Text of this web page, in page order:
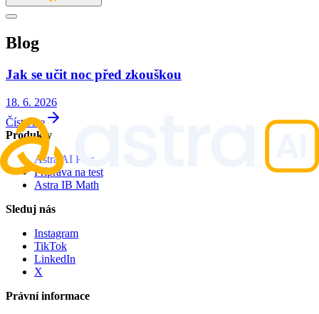
Blog
Jak se učit noc před zkouškou
18. 6. 2026
Číst více
Produkty
Astra AI Plus
Příprava na test
Astra IB Math
Sleduj nás
Instagram
TikTok
LinkedIn
X
Právní informace